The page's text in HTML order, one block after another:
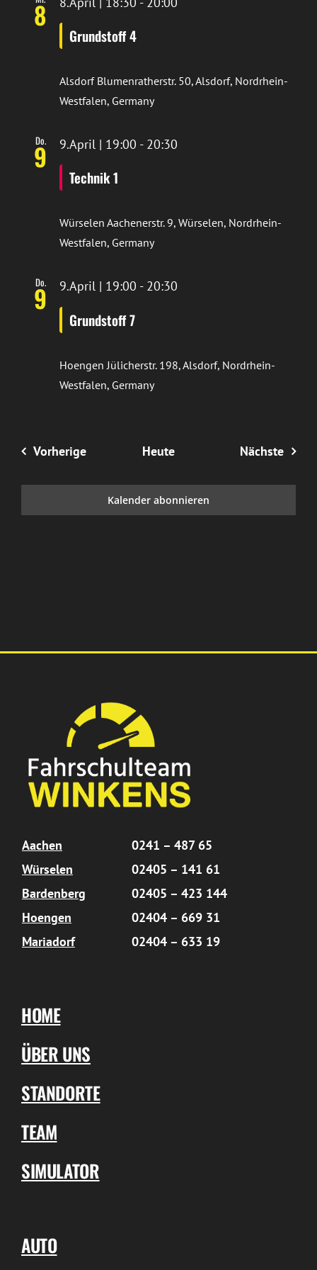
8
Grundstoff 4
Alsdorf Blumenratherstr. 50, Alsdorf, Nordrhein-
Westfalen, Germany
Do.
9
Technik 1
9.April | 19:00 - 20:30
Würselen Aachenerstr. 9, Würselen, Nordrhein-
Westfalen, Germany
Do.
9
Grundstoff 7
9.April | 19:00 - 20:30
Hoengen Jülicherstr. 198, Alsdorf, Nordrhein-
Westfalen, Germany
VorherigeVeranstaltungen
Heute Nächste
Kalender abonnieren
Aachen
0241 – 487 65
Würselen
02405 – 141 61
Bardenberg
02405 – 423 144
Hoengen
02404 – 669 31
Mariadorf
02404 – 633 19
HOME
ÜBER UNS
STANDORTE
TEAM
SIMULATOR
AUTO